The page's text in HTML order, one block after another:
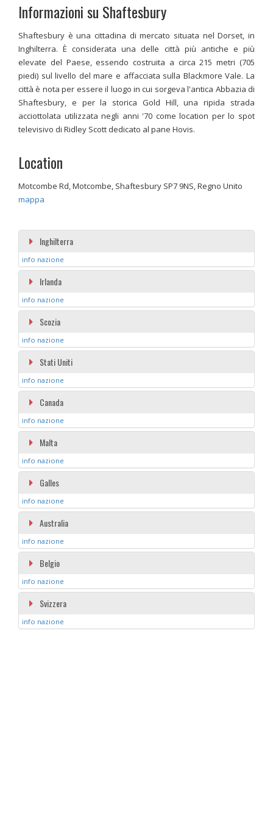
Inghilterra
info nazione
Irlanda
info nazione
Scozia
info nazione
Stati Uniti
info nazione
Canada
info nazione
Malta
info nazione
Galles
info nazione
Australia
info nazione
Belgio
info nazione
Svizzera
info nazione
Informazioni su Shaftesbury
Shaftesbury è una cittadina di mercato situata nel Dorset, in
Inghilterra. È considerata una delle città più antiche e più
elevate del Paese, essendo costruita a circa 215 metri (705
piedi) sul livello del mare e affacciata sulla Blackmore Vale. La
città è nota per essere il luogo in cui sorgeva l'antica Abbazia di
Shaftesbury, e per la storica Gold Hill, una ripida strada
acciottolata utilizzata negli anni '70 come location per lo spot
televisivo di Ridley Scott dedicato al pane Hovis.
Location
Motcombe Rd, Motcombe, Shaftesbury SP7 9NS, Regno Unito
mappa